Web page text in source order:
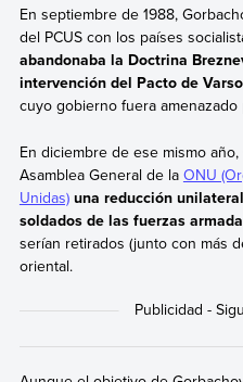
En septiembre de 1988,
del PCUS con los países
abandonaba la Doctrina
intervención del Pacto de
cuyo gobierno fuera
En diciembre de ese mismo
Asamblea General de la ONU
Unidas) una reducción
soldados de las fuerzas
serían retirados (junto con más
oriental.